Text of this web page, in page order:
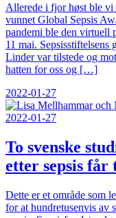
Allerede i fjor høst ble vi
vunnet Global Sepsis
pandemi ble den virtuell
11 mai.
Linder var tilstede og
hatten for oss og […]
2022-01-27
2022-01-27
To svenske
etter sepsis får
Dette er et område som
for at hundretusenvis av